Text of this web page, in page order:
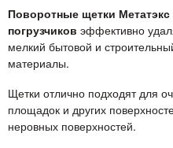
Поворотные щетки
погрузчиков эффективно
мелкий бытовой и
материалы.
Щетки отлично подходят для
площадок и других
неровных поверхностей.